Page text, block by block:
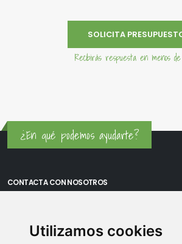
Utilizamos cookies
SOLICITA
Recibirás respuesta en menos
¿En qué podemos ayudarte?
CONTACTA CON NOSOTROS
Oficina Vitoria: Boulevard de Salburua 8,